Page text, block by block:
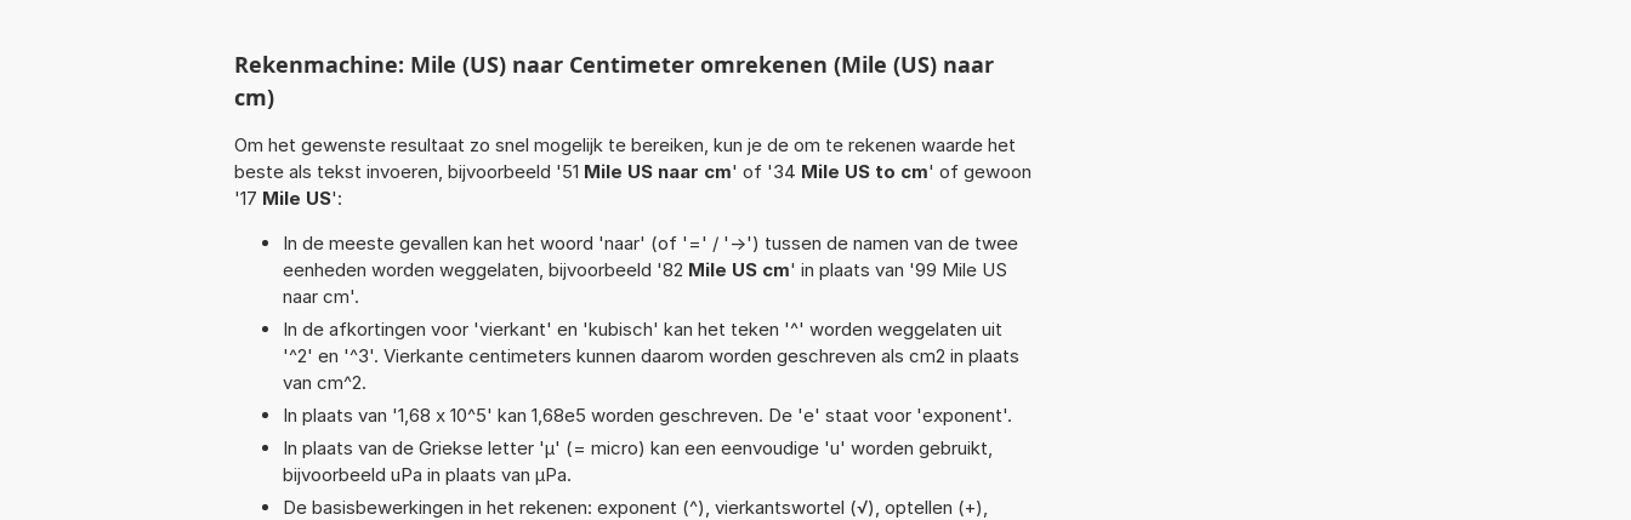
Rekenmachine: Mile (US) naar Centimeter omrekenen (Mile (US) naar
cm)
Om het gewenste resultaat zo snel mogelijk te bereiken, kun je de om te rekenen waarde het
beste als tekst invoeren, bijvoorbeeld '51 Mile US naar cm' of '34 Mile US to cm' of gewoon
'17 Mile US':
In de meeste gevallen kan het woord 'naar' (of '=' / '->') tussen de namen van de twee
eenheden worden weggelaten, bijvoorbeeld '82 Mile US cm' in plaats van '99 Mile US
naar cm'.
In de afkortingen voor 'vierkant' en 'kubisch' kan het teken '^' worden weggelaten uit
'^2' en '^3'. Vierkante centimeters kunnen daarom worden geschreven als cm2 in plaats
van cm^2.
In plaats van '1,68 x 10^5' kan 1,68e5 worden geschreven. De 'e' staat voor 'exponent'.
In plaats van de Griekse letter 'µ' (= micro) kan een eenvoudige 'u' worden gebruikt,
bijvoorbeeld uPa in plaats van µPa.
De basisbewerkingen in het rekenen: exponent (^), vierkantswortel (√), optellen (+),